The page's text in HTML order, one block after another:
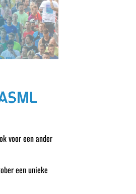
voor een ander
een unieke